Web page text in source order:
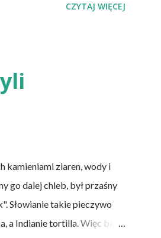
innymi weganie (ludzie,
roku życia, niezależnie od
dolną część jelita
na cukrzycę, a także
CZYTAJ WIĘCEJ
kamieniami ziaren, wody i
go dalej chleb, był przaśny
Słowianie takie pieczywo
a Indianie tortilla. Więc bez